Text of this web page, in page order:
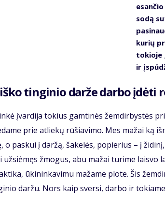
sodą
kurių
tokioje
ir
tinginio darže darbo įdėti
įvardija tokius gamtinės žemdirbystės
prie atliekų rūšiavimo. Mes mažai ką
o paskui į daržą, šakelės, popierius – į
užsiėmęs žmogus, abu mažai turime laisvo
ūkininkavimu mažame plote. Šis
daržu. Nors kaip sversi, darbo ir